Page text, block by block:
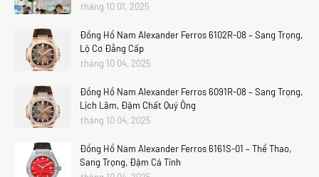
tháng 10 01, 2025
Đồng Hồ Nam Alexander Ferros 6102R-08 – Sang Trọng,
Lộ Cơ Đẳng Cấp
tháng 10 04, 2025
Đồng Hồ Nam Alexander Ferros 6091R-08 – Sang Trọng,
Lịch Lãm, Đậm Chất Quý Ông
tháng 10 04, 2025
Đồng Hồ Nam Alexander Ferros 6161S-01 – Thể Thao,
Sang Trọng, Đậm Cá Tính